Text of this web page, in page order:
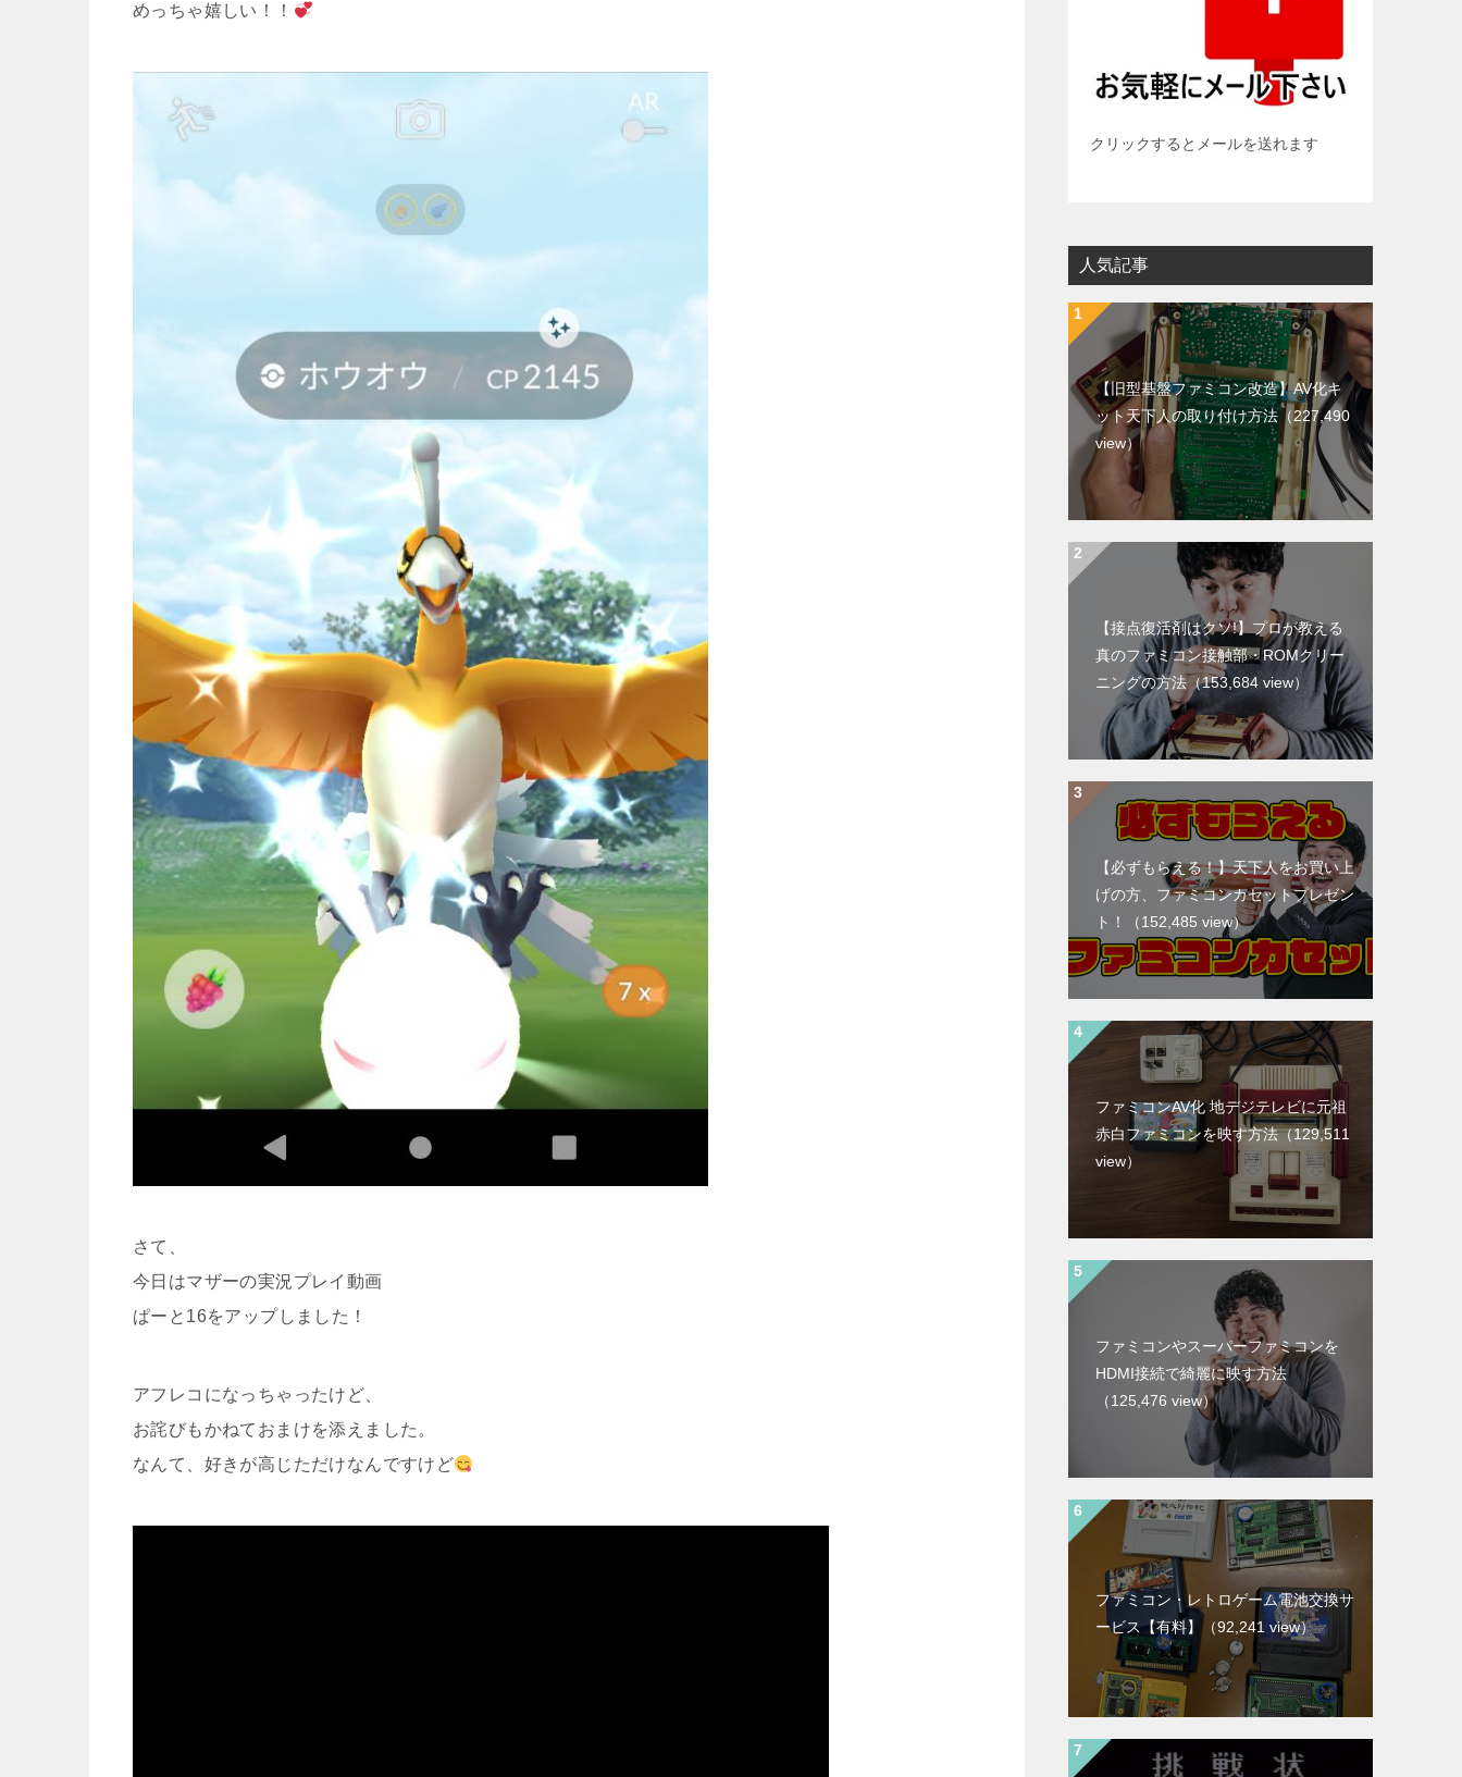
めっちゃ嬉しい！！
さて、
今日はマザーの実況プレイ動画
ぱーと16をアップしました！
アフレコになっちゃったけど、
お詫びもかねておまけを添えました。
なんて、好きが高じただけなんですけど
クリックするとメールを送れます
人気記事
【旧型基盤ファミコン改造】AV化キ
ット天下人の取り付け方法 （227,490
view）
【接点復活剤はクソ!】プロが教える
真のファミコン接触部・ROMクリー
ニングの方法 （153,684 view）
【必ずもらえる！】天下人をお買い上
げの方、ファミコンカセットプレゼン
ト！
（152,485 view）
ファミコンAV化 地デジテレビに元祖
赤白ファミコンを映す方法（129,511
view）
ファミコンやスーパーファミコンを
HDMI接続で綺麗に映す方法
（125,476 view）
ファミコン・レトロゲーム電池交換サ
ービス【有料】 （92,241 view）